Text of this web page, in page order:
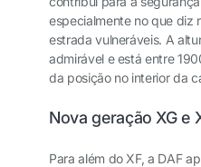
especialmente no que diz
estrada vulneráveis. A
admirável e está entre
da posição no interior da
Nova geração XG e
Para além do XF, a DAF